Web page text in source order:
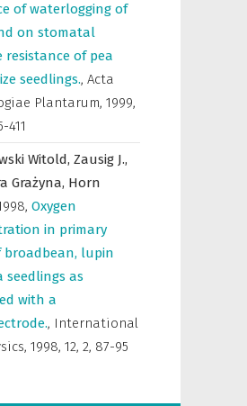
of waterlogging of
on stomatal
resistance of pea
seedlings., Acta
Plantarum, 1999,
411
Witold, Zausig J.,
Grażyna, Horn
, Oxygen
in primary
broadbean, lupin
seedlings as
with a
, International
, 1998, 12, 2, 87-95